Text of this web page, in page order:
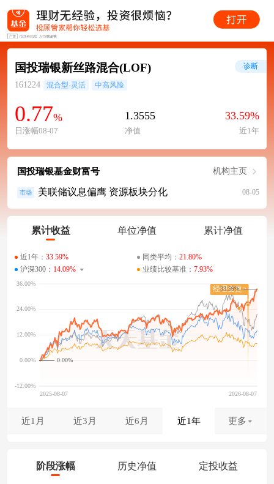
国投瑞银新丝路混合(LOF)
161224 混合型-灵活 中高风险
0.77%
日涨幅08-07
1.3555
净值
33.59%
近1年
诊断
国投瑞银基金财富号 机构主页
市场 美联储议息偏鹰 资源板块分化 08-05
累计收益 单位净值 累计净值
近1年： 33.59% 同类平均： 21.80%
沪深300： 14.09% 业绩比较基准： 7.93%
0.00%
33.59%
近1月 近3月 近6月 近1年 更多
阶段涨幅 历史净值 定投收益